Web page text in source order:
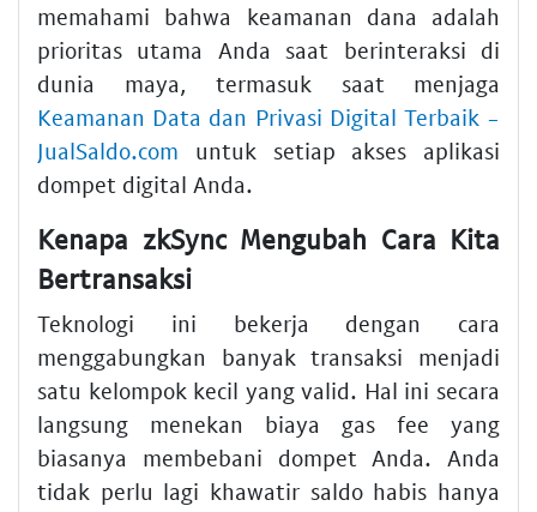
memahami bahwa keamanan dana adalah
prioritas utama Anda saat berinteraksi di
dunia maya, termasuk saat menjaga
Keamanan Data dan Privasi Digital Terbaik -
JualSaldo.com untuk setiap akses aplikasi
dompet digital Anda.
Kenapa zkSync Mengubah Cara Kita
Bertransaksi
Teknologi ini bekerja dengan cara
menggabungkan banyak transaksi menjadi
satu kelompok kecil yang valid. Hal ini secara
langsung menekan biaya gas fee yang
biasanya membebani dompet Anda. Anda
tidak perlu lagi khawatir saldo habis hanya